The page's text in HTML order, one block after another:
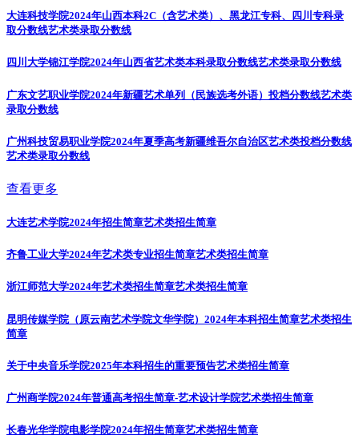
大连科技学院2024年山西本科2C（含艺术类）、黑龙江专科、四川专科录
取分数线艺术类录取分数线
四川大学锦江学院2024年山西省艺术类本科录取分数线艺术类录取分数线
广东文艺职业学院2024年新疆艺术单列（民族选考外语）投档分数线艺术类
录取分数线
广州科技贸易职业学院2024年夏季高考新疆维吾尔自治区艺术类投档分数线
艺术类录取分数线
查看更多
大连艺术学院2024年招生简章艺术类招生简章
齐鲁工业大学2024年艺术类专业招生简章艺术类招生简章
浙江师范大学2024年艺术类招生简章艺术类招生简章
昆明传媒学院（原云南艺术学院文华学院）2024年本科招生简章艺术类招生
简章
关于中央音乐学院2025年本科招生的重要预告艺术类招生简章
广州商学院2024年普通高考招生简章-艺术设计学院艺术类招生简章
长春光华学院电影学院2024年招生简章艺术类招生简章